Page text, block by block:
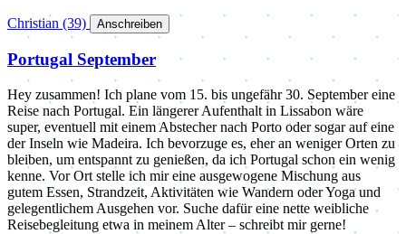
Christian (39) Anschreiben
Portugal September
Hey zusammen! Ich plane vom 15. bis ungefähr 30. September eine
Reise nach Portugal. Ein längerer Aufenthalt in Lissabon wäre
super, eventuell mit einem Abstecher nach Porto oder sogar auf eine
der Inseln wie Madeira. Ich bevorzuge es, eher an weniger Orten zu
bleiben, um entspannt zu genießen, da ich Portugal schon ein wenig
kenne. Vor Ort stelle ich mir eine ausgewogene Mischung aus
gutem Essen, Strandzeit, Aktivitäten wie Wandern oder Yoga und
gelegentlichem Ausgehen vor. Suche dafür eine nette weibliche
Reisebegleitung etwa in meinem Alter – schreibt mir gerne!